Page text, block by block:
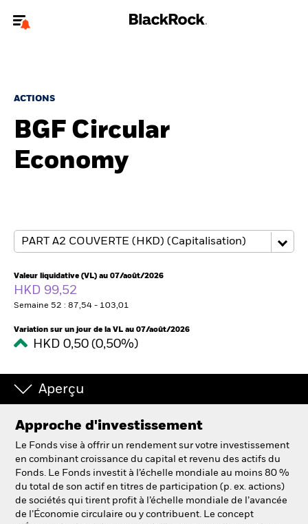
jourvotre type d'utilisateur
Nous connaître
ETF iShares
Analyses
Education
Intermédiaires financiers
France
Change location
BlackRock
iShares
Aladdin
ACTIONS
BGF Circular
Economy
Valeur liquidative (VL) au 07/août/2026
HKD 99,52
Semaine 52 : 87,54 - 103,01
Variation sur un jour de la VL au 07/août/2026
HKD 0,50 (0,50%)
Aperçu
Approche d'investissement
Le Fonds vise à offrir un rendement sur votre investissement
en combinant croissance du capital et revenu des actifs du
Fonds. Le Fonds investit à l’échelle mondiale au moins 80 %
du total de son actif en titres de participation (p. ex. actions)
de sociétés qui tirent profit à l’échelle mondiale de l’avancée
de l’Économie circulaire ou y contribuent. Le concept